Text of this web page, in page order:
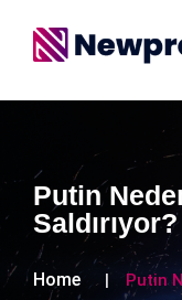
Putin
Saldırıyor?
Home Putin